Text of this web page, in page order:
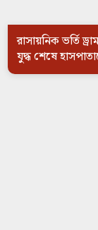
রাসায়নিক ভর্তি
যুদ্ধ শেষে